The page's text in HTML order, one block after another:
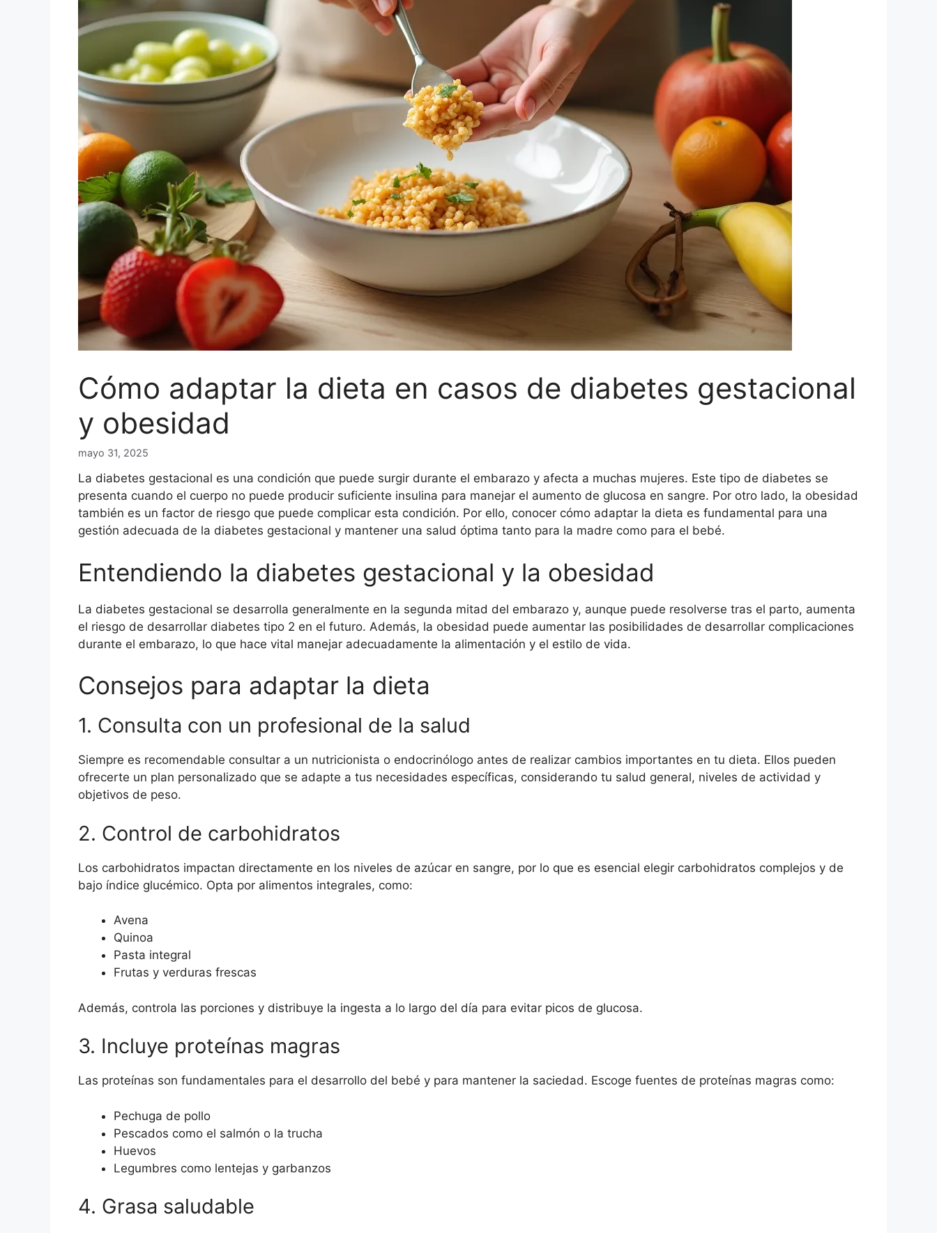
Cómo adaptar la dieta en casos de diabetes gestacional
y obesidad
mayo 31, 2025
La diabetes gestacional es una condición que puede surgir durante el embarazo y afecta a muchas mujeres. Este tipo de diabetes se
presenta cuando el cuerpo no puede producir suficiente insulina para manejar el aumento de glucosa en sangre. Por otro lado, la obesidad
también es un factor de riesgo que puede complicar esta condición. Por ello, conocer cómo adaptar la dieta es fundamental para una
gestión adecuada de la diabetes gestacional y mantener una salud óptima tanto para la madre como para el bebé.
Entendiendo la diabetes gestacional y la obesidad
La diabetes gestacional se desarrolla generalmente en la segunda mitad del embarazo y, aunque puede resolverse tras el parto, aumenta
el riesgo de desarrollar diabetes tipo 2 en el futuro. Además, la obesidad puede aumentar las posibilidades de desarrollar complicaciones
durante el embarazo, lo que hace vital manejar adecuadamente la alimentación y el estilo de vida.
Consejos para adaptar la dieta
1. Consulta con un profesional de la salud
Siempre es recomendable consultar a un nutricionista o endocrinólogo antes de realizar cambios importantes en tu dieta. Ellos pueden
ofrecerte un plan personalizado que se adapte a tus necesidades específicas, considerando tu salud general, niveles de actividad y
objetivos de peso.
2. Control de carbohidratos
Los carbohidratos impactan directamente en los niveles de azúcar en sangre, por lo que es esencial elegir carbohidratos complejos y de
bajo índice glucémico. Opta por alimentos integrales, como:
Avena
Quinoa
Pasta integral
Frutas y verduras frescas
Además, controla las porciones y distribuye la ingesta a lo largo del día para evitar picos de glucosa.
3. Incluye proteínas magras
Las proteínas son fundamentales para el desarrollo del bebé y para mantener la saciedad. Escoge fuentes de proteínas magras como:
Pechuga de pollo
Pescados como el salmón o la trucha
Huevos
Legumbres como lentejas y garbanzos
4. Grasa saludable